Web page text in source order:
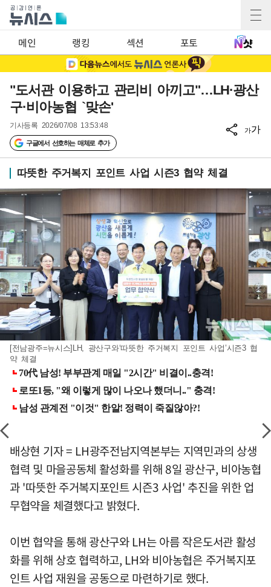
메인 랭킹 섹션 포토
"도서관 이용하고 관리비 아끼고"…LH·광산
구·비아농협 `맞손'
기사등록 2026/07/08 13:53:48
구글에서 선호하는 매체로 추가
가가
따뜻한 주거복지 포인트 사업 시즌3 협약 체결
[전남광주=뉴시스]LH, 광산구와‘따뜻한 주거복지 포인트 사업’시즌3 협
약 체결
배상현 기자 = LH광주전남지역본부는 지역민과의 상생
협력 및 마을공동체 활성화를 위해 8일 광산구, 비아농협
과 '따뜻한 주거복지포인트 시즌3 사업' 추진을 위한 업
무협약을 체결했다고 밝혔다.
이번 협약을 통해 광산구와 LH는 아름 작은도서관 활성
화를 위해 상호 협력하고, LH와 비아농협은 주거복지포
인트 사업 재원을 공동으로 마련하기로 했다.